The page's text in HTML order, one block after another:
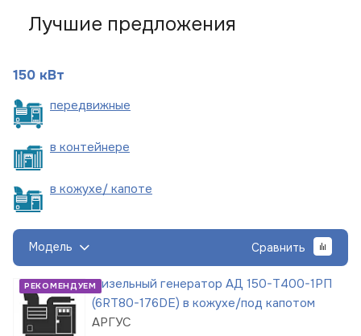
Лучшие предложения
150 кВт
передвижные
в контейнере
в кожухе/ капоте
Модель Сравнить
РЕКОМЕНДУЕМДизельный генератор АД 150-Т400-1РП
(6RT80-176DE) в кожухе/под капотом
АРГУС